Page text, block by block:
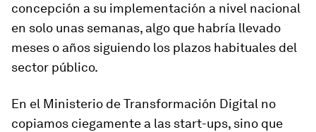
concepción a su implementación a nivel nacional
en solo unas semanas, algo que habría llevado
meses o años siguiendo los plazos habituales del
sector público.
En el Ministerio de Transformación Digital no
copiamos ciegamente a las start-ups, sino que